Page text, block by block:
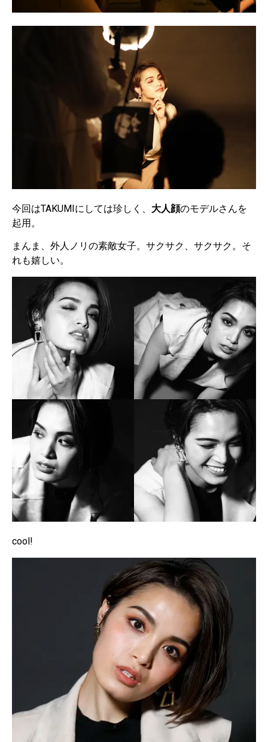
今回はTAKUMIにしては珍しく、 大人顔のモデルさんを
起用。
まんま、外人ノリの素敵女子。サクサク、サクサク。そ
れも嬉しい。
cool!